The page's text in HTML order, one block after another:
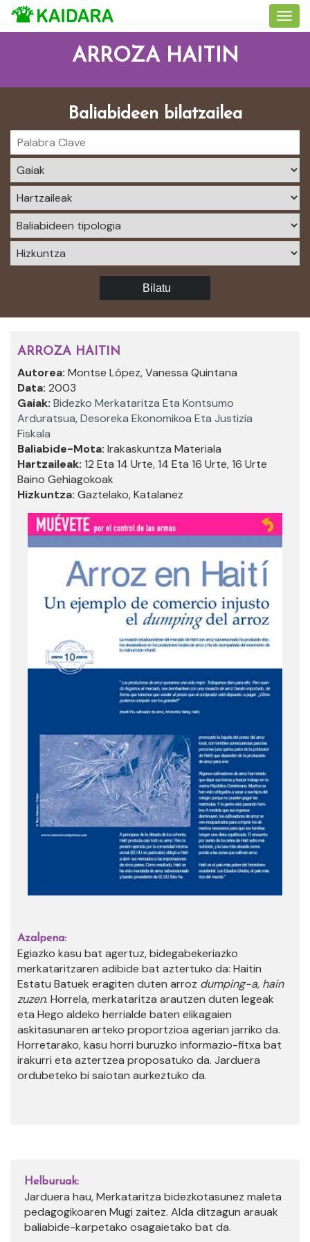
ARROZA HAITIN
Baliabideen bilatzailea
Bilatu
ARROZA HAITIN
Autorea: Montse López, Vanessa Quintana
Data: 2003
Gaiak: Bidezko Merkataritza Eta Kontsumo
Arduratsua,Desoreka Ekonomikoa Eta Justizia
Fiskala
Baliabide-Mota: Irakaskuntza Materiala
Hartzaileak: 12 Eta 14 Urte, 14 Eta 16 Urte, 16 Urte
Baino Gehiagokoak
Hizkuntza: Gaztelako, Katalanez
Azalpena:
Egiazko kasu bat agertuz, bidegabekeriazko
merkataritzaren adibide bat aztertuko da: Haitin
Estatu Batuek eragiten duten arroz dumping-a, hain
zuzen. Horrela, merkataritza arautzen duten legeak
eta Hego aldeko herrialde baten elikagaien
askitasunaren arteko proportzioa agerian jarriko da.
Horretarako, kasu horri buruzko informazio-fitxa bat
irakurri eta aztertzea proposatuko da. Jarduera
ordubeteko bi saiotan aurkeztuko da.
Helburuak:
Jarduera hau, Merkataritza bidezkotasunez maleta
pedagogikoaren Mugi zaitez. Alda ditzagun arauak
baliabide-karpetako osagaietako bat da.